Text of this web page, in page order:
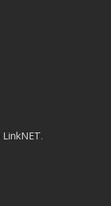
LinkNET.